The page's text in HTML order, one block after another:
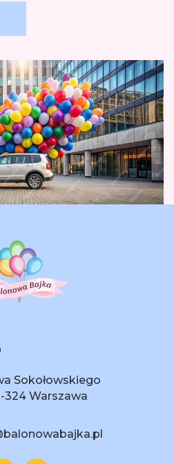
Sokołowskiego
324 Warszawa